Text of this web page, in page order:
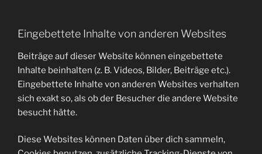
Eingebettete Inhalte von anderen Websites
Beiträge auf dieser Website können eingebettete
Inhalte beinhalten (z. B. Videos, Bilder, Beiträge etc.).
Eingebettete Inhalte von anderen Websites verhalten
sich exakt so, als ob der Besucher die andere Website
besucht hätte.
Diese Websites können Daten über dich sammeln,